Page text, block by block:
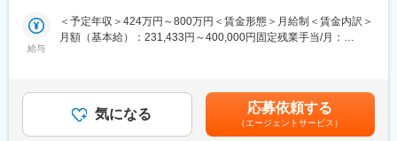
■具体的な業務内容：
・現地の音楽プロモーター、メディア、イベント運営会社との提
携や交渉
・PRキャンペーンやソーシャルメディア戦略の立案
・ファンクラブの開設と運営
・活動の結果とファイナンシャルレポート作成及び報告
給与
＜予定年収＞424万円～800万円＜賃金形態＞月給制＜賃金内訳＞
月額（基本給）：231,433円～400,000円固定残業手当/月：
経験、能力を考慮の上、当社規定により決定します。■昇給：有■
期末賞与：有（当期の実績により出ない場合もあります）賃金は
あくまでも目安の金額であり、選考を通じて上下する可能性があ
気になる 応募依頼する
（エージェントサービス）